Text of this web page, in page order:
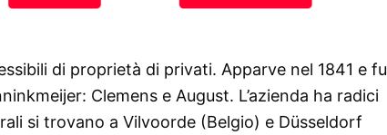
di proprietà di privati. Apparve nel 1841 e fu
Clemens e August. L’azienda ha radici
si trovano a Vilvoorde (Belgio) e Düsseldorf